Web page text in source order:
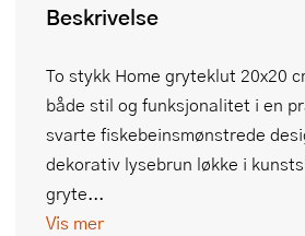
Beskrivelse
To stykk Home gryteklut 20x20
både stil og funksjonalitet i en
svarte fiskebeinsmønstrede
dekorativ lysebrun løkke i
gryte...
Vis mer